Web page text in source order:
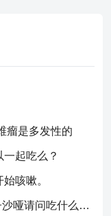
瘤是多发性的
起吃么？
咳嗽。
你好，鼻炎犯了，鼻子不通，嗓子沙哑请问吃什么药比较好？